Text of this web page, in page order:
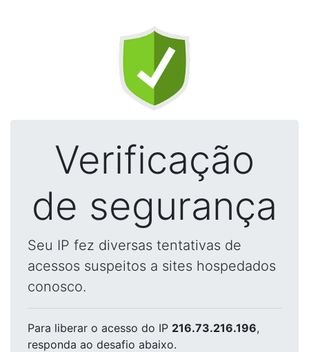
Verificação
de segurança
Seu IP fez diversas tentativas de
acessos suspeitos a sites hospedados
conosco.
Para liberar o acesso do IP 216.73.216.196,
responda ao desafio abaixo.